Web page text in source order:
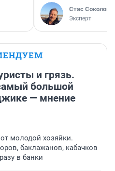
Стас Соколов
Эксперт
и грязь.
большой
— мнение
молодой хозяйки.
баклажанов, кабачков
в банки